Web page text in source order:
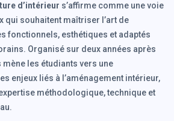
d’intérieur s’affirme comme une voie
qui souhaitent maîtriser l’art de
fonctionnels, esthétiques et adaptés
Organisé sur deux années après
mène les étudiants vers une
enjeux liés à l’aménagement intérieur,
méthodologique, technique et